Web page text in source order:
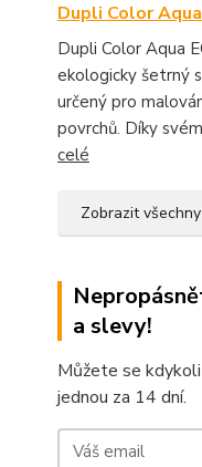
Dupli Color
Dupli Color Aqua
ekologicky šetrný
určený pro
povrchů. Díky
celé
Zobrazit
a slevy!
Můžete se
jednou za 14 dní.